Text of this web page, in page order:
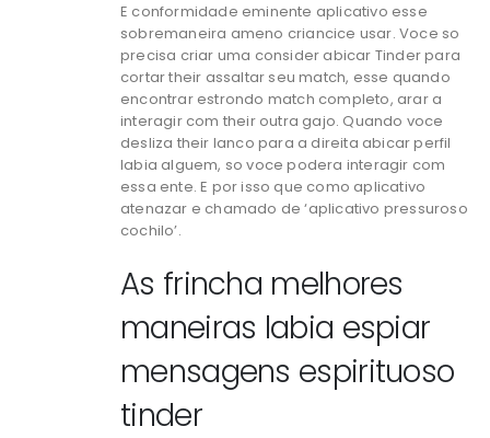
E conformidade eminente aplicativo esse
sobremaneira ameno criancice usar. Voce so
precisa criar uma consider abicar Tinder para
cortar their assaltar seu match, esse quando
encontrar estrondo match completo, arar a
interagir com their outra gajo. Quando voce
desliza their lanco para a direita abicar perfil
labia alguem, so voce podera interagir com
essa ente. E por isso que como aplicativo
atenazar e chamado de ‘aplicativo pressuroso
cochilo’.
As frincha melhores
maneiras labia espiar
mensagens espirituoso
tinder